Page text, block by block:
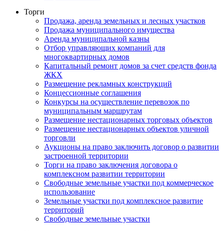
Торги
Продажа, аренда земельных и лесных участков
Продажа муниципального имущества
Аренда муниципальной казны
Отбор управляющих компаний для
многоквартирных домов
Капитальный ремонт домов за счет средств фонда
ЖКХ
Размещение рекламных конструкций
Концессионные соглашения
Конкурсы на осуществление перевозок по
муниципальным маршрутам
Размещение нестационарных торговых объектов
Размещение нестационарных объектов уличной
торговли
Аукционы на право заключить договор о развитии
застроенной территории
Торги на право заключения договора о
комплексном развитии территории
Свободные земельные участки под коммерческое
использование
Земельные участки под комплексное развитие
территорий
Свободные земельные участки